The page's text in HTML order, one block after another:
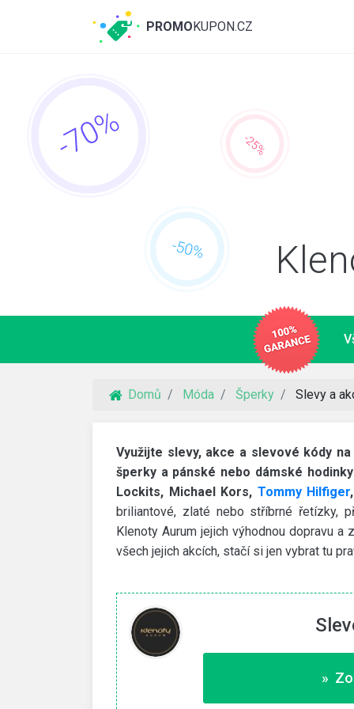
Domů Móda Šperky Slevy a
Využijte slevy, akce a slevové kódy
šperky a pánské nebo dámské
Lockits, Michael Kors, Tommy Hilfiger
briliantové, zlaté nebo stříbrné řetízky,
Klenoty Aurum jejich výhodnou dopravu
všech jejich akcích, stačí si jen vybrat tu
»
a NoLimit Extra. Vyšší
VidaXL
nábytek a další produkty.
PROMOKUPON.CZ